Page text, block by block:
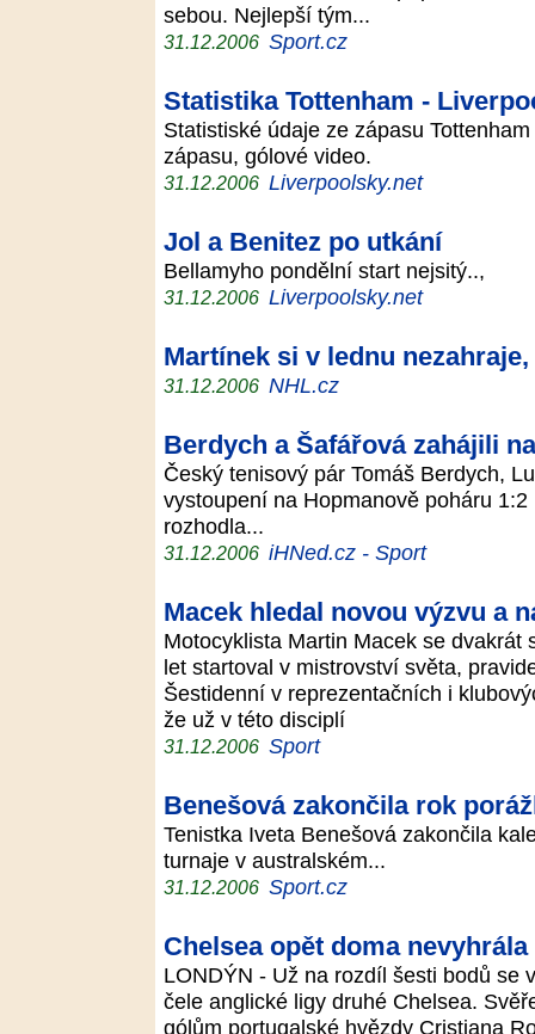
sebou. Nejlepší tým...
31.12.2006 Sport.cz
Statistika Tottenham -
Statistiské údaje ze zápasu
zápasu, gólové video.
31.12.2006 Liverpoolsky.net
Jol a Benitez po utkání
Bellamyho pondělní start nejsitý..,
31.12.2006 Liverpoolsky.net
Martínek si v lednu
31.12.2006 NHL.cz
Berdych a Šafářová zahájili
Český tenisový pár Tomáš Berdych,
vystoupení na Hopmanově poháru
rozhodla...
31.12.2006 iHNed.cz - Sport
Macek hledal novou výzvu a
Motocyklista Martin Macek se
let startoval v mistrovství světa,
Šestidenní v reprezentačních i
že už v této disciplí
31.12.2006 Sport
Benešová zakončila rok
Tenistka Iveta Benešová zakončila
turnaje v australském...
31.12.2006 Sport.cz
Chelsea opět doma nevyhrála
LONDÝN - Už na rozdíl šesti bodů se
čele anglické ligy druhé Chelsea.
gólům portugalské hvězdy Cristiana